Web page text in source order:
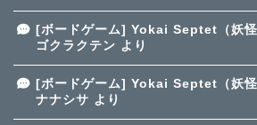
[ボードゲーム] Yokai Septet（妖
ゴクラクテン より
[ボードゲーム] Yokai Septet（妖
ナナシサ より